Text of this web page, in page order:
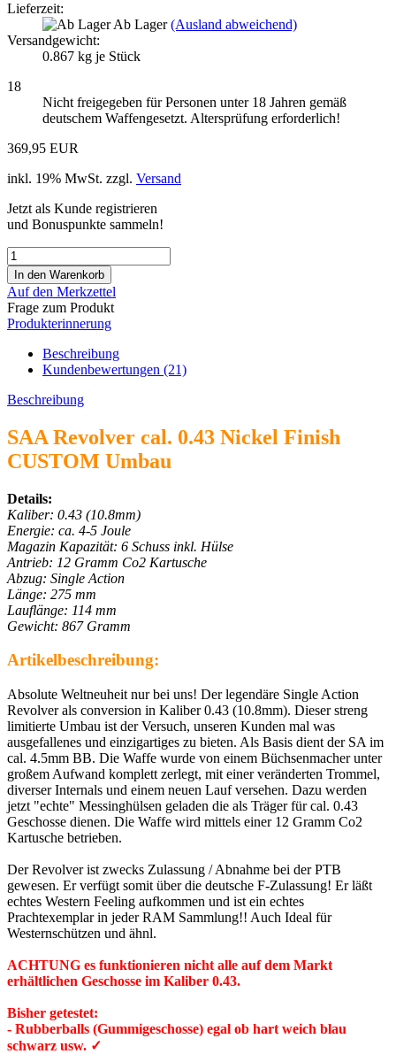
Lieferzeit:
Ab Lager(Ausland abweichend)
Versandgewicht:
0.867 kg je Stück
18
Nicht freigegeben für Personen unter 18 Jahren gemäß
deutschem Waffengesetzt. Altersprüfung erforderlich!
369,95 EUR
inkl. 19% MwSt. zzgl. Versand
Jetzt als Kunde registrieren
und Bonuspunkte sammeln!
Auf den Merkzettel
Frage zum Produkt
Produkterinnerung
Beschreibung
Kundenbewertungen (21)
Beschreibung
SAA Revolver cal. 0.43 Nickel Finish
CUSTOM Umbau
Details:
Kaliber: 0.43 (10.8mm)
Energie: ca. 4-5 Joule
Magazin Kapazität: 6 Schuss inkl. Hülse
Antrieb: 12 Gramm Co2 Kartusche
Abzug: Single Action
Länge: 275 mm
Lauflänge: 114 mm
Gewicht: 867 Gramm
Artikelbeschreibung:
Absolute Weltneuheit nur bei uns! Der legendäre Single Action
Revolver als conversion in Kaliber 0.43 (10.8mm). Dieser streng
limitierte Umbau ist der Versuch, unseren Kunden mal was
ausgefallenes und einzigartiges zu bieten. Als Basis dient der SA im
cal. 4.5mm BB. Die Waffe wurde von einem Büchsenmacher unter
großem Aufwand komplett zerlegt, mit einer veränderten Trommel,
diverser Internals und einem neuen Lauf versehen. Dazu werden
jetzt "echte" Messinghülsen geladen die als Träger für cal. 0.43
Geschosse dienen. Die Waffe wird mittels einer 12 Gramm Co2
Kartusche betrieben.
Der Revolver ist zwecks Zulassung / Abnahme bei der PTB
gewesen. Er verfügt somit über die deutsche F-Zulassung! Er läßt
echtes Western Feeling aufkommen und ist ein echtes
Prachtexemplar in jeder RAM Sammlung!! Auch Ideal für
Westernschützen und ähnl.
ACHTUNG es funktionieren nicht alle auf dem Markt
erhältlichen Geschosse im Kaliber 0.43.
Bisher getestet:
- Rubberballs (Gummigeschosse) egal ob hart weich blau
schwarz usw. ✓